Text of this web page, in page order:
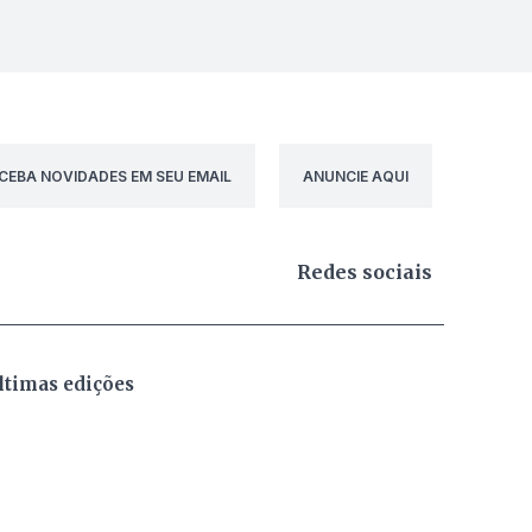
NOVIDADES EM SEU EMAIL ANUNCIE AQUI
Redes sociais
edições